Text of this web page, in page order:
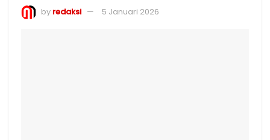
by redaksi 5 Januari 2026